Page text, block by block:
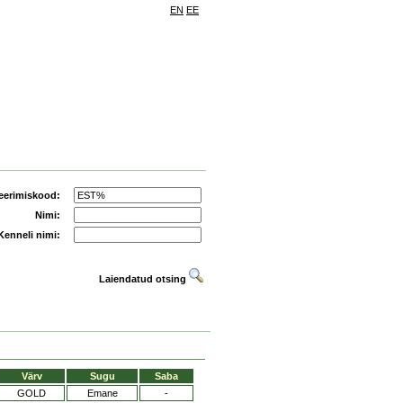
EN EE
Nimi:
nimi:
Laiendatud otsing
Värv Sugu
Saba
GOLD Emane -